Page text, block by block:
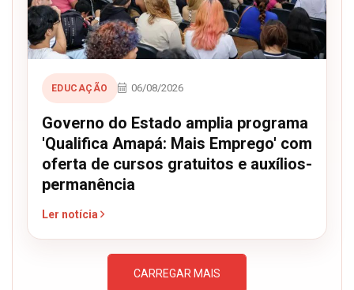
EDUCAÇÃO 06/08/2026
Governo do Estado amplia programa
'Qualifica Amapá: Mais Emprego' com
oferta de cursos gratuitos e auxílios-
permanência
Ler notícia
CARREGAR MAIS